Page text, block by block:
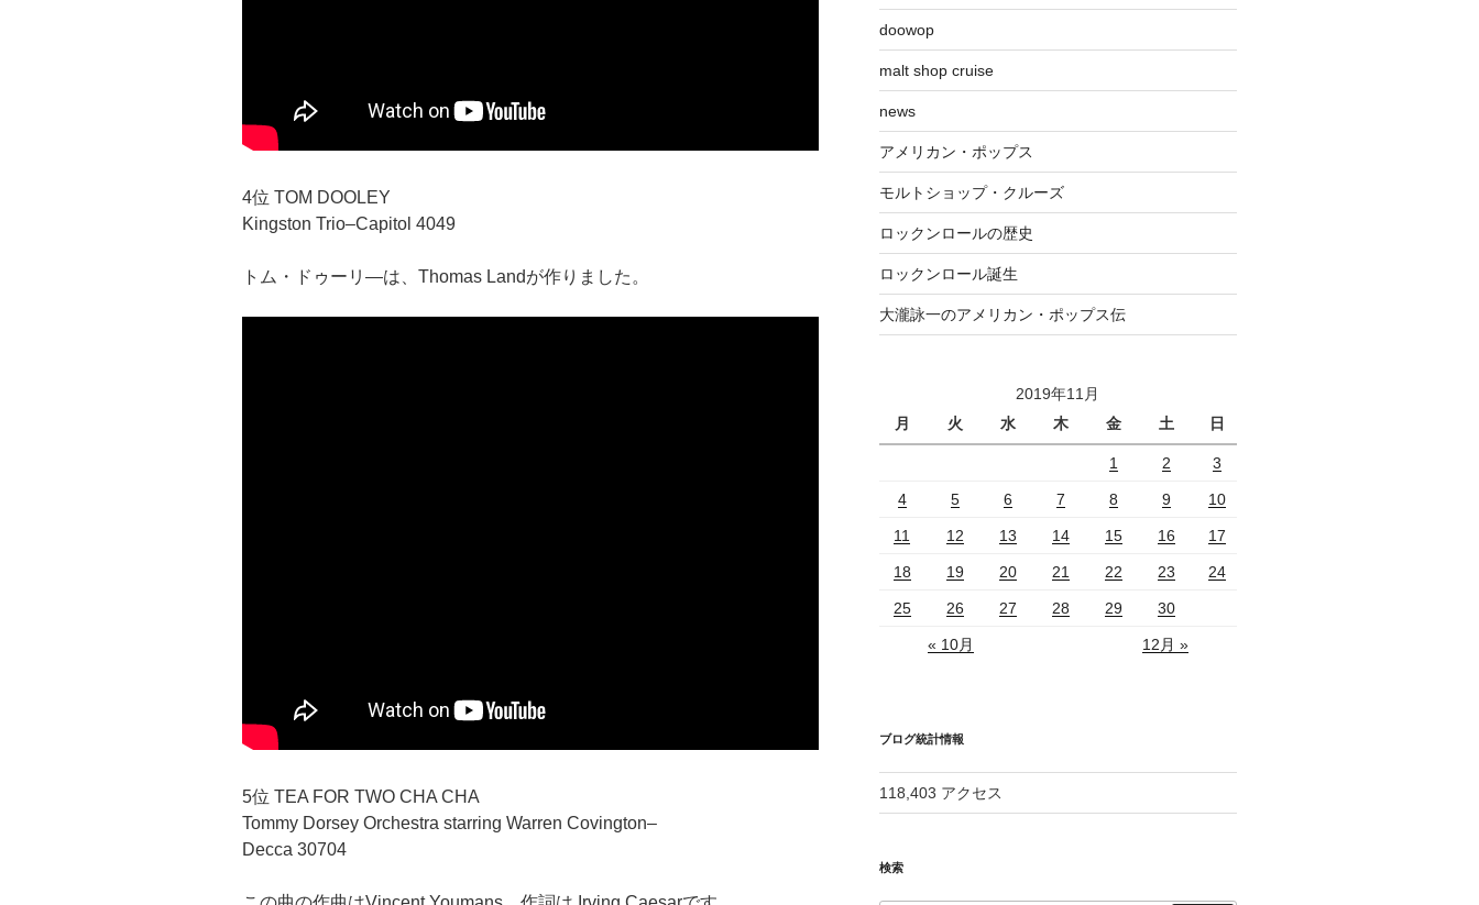
4位 TOM DOOLEY
Kingston Trio–Capitol 4049
トム・ドゥーリ―は、Thomas Landが作りました。
5位 TEA FOR TWO CHA CHA
Tommy Dorsey Orchestra starring Warren Covington–
Decca 30704
doowop
malt shop cruise
news
アメリカン・ポップス
モルトショップ・クルーズ
ロックンロールの歴史
ロックンロール誕生
大瀧詠一のアメリカン・ポップス伝
2019年11月
月
火 水 木 金 土 日
1 2 3
4 5 6 7 8 9 10
11 12 13 14 15 16 17
18 19 20 21 22 23 24
25 26 27 28 29 30
« 10月 12月 »
ブログ統計情報
118,403 アクセス
検索